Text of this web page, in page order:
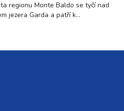
Baldo se tyčí nad
jezera Garda a patří k